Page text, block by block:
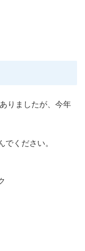
りましたが、今年
ください。